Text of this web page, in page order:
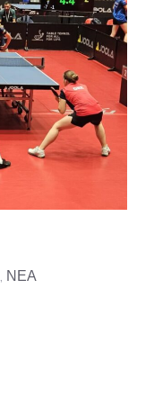
ΝΕΑ